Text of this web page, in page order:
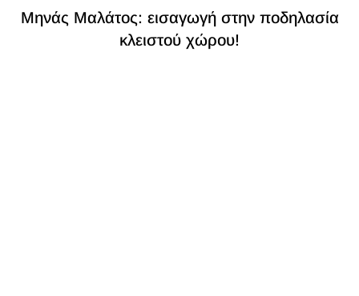
Μηνάς Μαλάτος: εισαγωγή στην ποδηλασία
κλειστού χώρου!